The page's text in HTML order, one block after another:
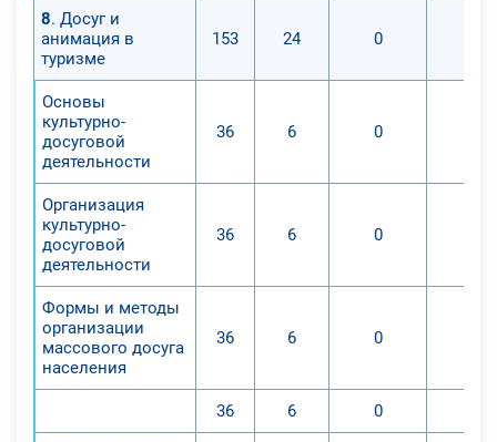
8. Досуг и
анимация в
туризме
153 24 0
Основы
культурно-
досуговой
деятельности
36 6 0
Организация
культурно-
досуговой
деятельности
36 6 0
Формы и методы
организации
массового досуга
населения
36 6 0
36 6 0